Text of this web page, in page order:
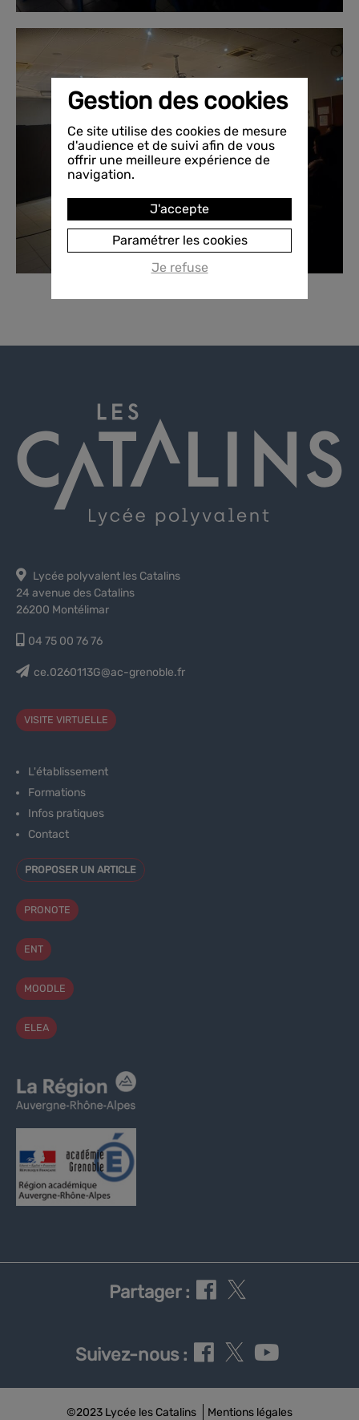
Lycée polyvalent les Catalins
24 avenue des Catalins
26200 Montélimar
04 75 00 76 76
ce.0260113G@ac-grenoble.fr
VISITE VIRTUELLE
L'établissement
Formations
Infos pratiques
Contact
PROPOSER UN ARTICLE
PRONOTE
ENT
MOODLE
ELEA
Partager :
Suivez-nous :
©2023 Lycée les Catalins Mentions légales
Gestion des cookies
Ce site utilise des cookies de mesure
d'audience et de suivi afin de vous
offrir une meilleure expérience de
navigation.
J'accepte
Paramétrer les cookies
Je refuse